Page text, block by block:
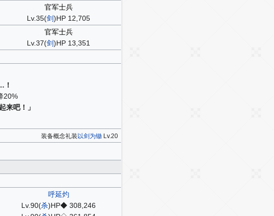
官军士兵
Lv.35(剑)HP 12,705
官军士兵
Lv.37(剑)HP 13,351
！
20%
来吧！」
装备概念礼装 以剑为锄 Lv.20
呼延灼
Lv.90(杀)HP◆ 308,246